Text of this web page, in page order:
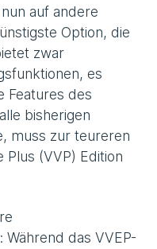
auf andere
Option, die
zwar
es
Features des
bisherigen
muss zur teureren
(VVP) Edition
das VVEP-